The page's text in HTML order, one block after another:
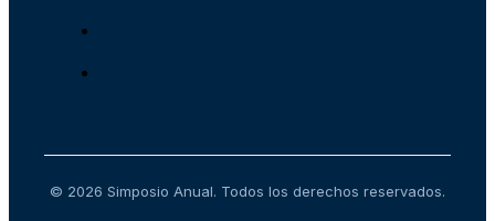
© 2026 Simposio Anual. Todos los derechos reservados.